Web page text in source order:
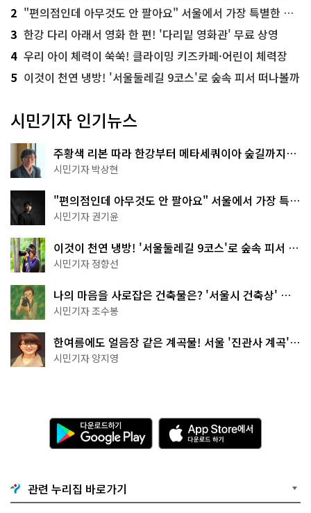
2 "편의점인데 아무것도 안 팔아요" 서울에서 가장 특별한 편의점의 정체
3 한강 다리 아래서 영화 한 편! '다리밑 영화관' 무료 상영
4 우리 아이 체력이 쑥쑥! 클라이밍 키즈카페·어린이 체력장
5 이것이 천연 냉방! '서울둘레길 9코스'로 숲속 피서 떠나볼까
시민기자 인기뉴스
주황색 리본 따라 한강부터 메타세쿼이아 숲길까지…
서울둘레길 15코스
시민기자 박상현
"편의점인데 아무것도 안 팔아요" 서울에서 가장 특별
한 편의점의 정체
시민기자 권기윤
이것이 천연 냉방! '서울둘레길 9코스'로 숲속 피서 떠
나볼까
시민기자 정향선
나의 마음을 사로잡은 건축물은? '서울시 건축상' 수
상작 공개!
시민기자 조수봉
한여름에도 얼음장 같은 계곡물! 서울 '진관사 계곡'이
천국이네~
시민기자 양지영
다
운
로
기
G
o
A
p
p
e
관련 누리집 바로가기